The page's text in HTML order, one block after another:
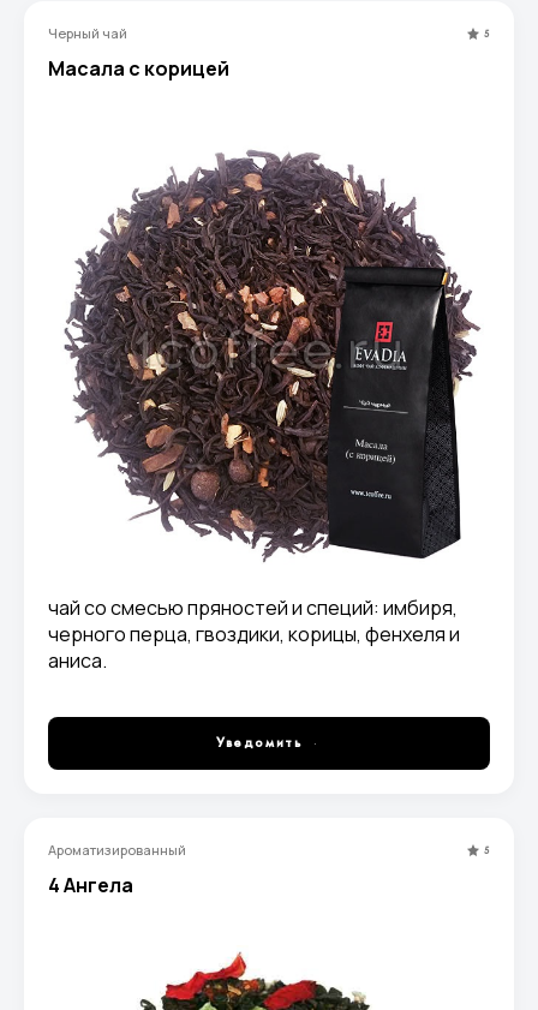
Черный чай 5
Масала с корицей
чай со смесью пряностей и специй: имбиря,
черного перца, гвоздики, корицы, фенхеля и
аниса.
Уведомить
Ароматизированный 5
4 Ангела